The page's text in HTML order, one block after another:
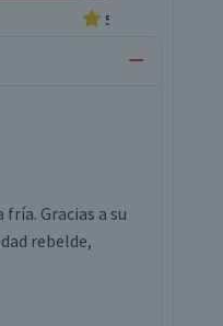
5.0
Gracias a su
rebelde,